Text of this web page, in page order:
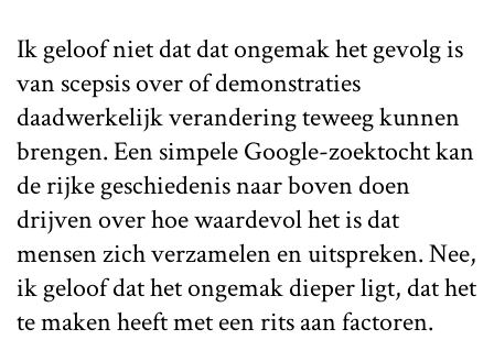
Ik geloof niet dat dat ongemak het gevolg is
van scepsis over of demonstraties
daadwerkelijk verandering teweeg kunnen
brengen. Een simpele Google-zoektocht kan
de rijke geschiedenis naar boven doen
drijven over hoe waardevol het is dat
mensen zich verzamelen en uitspreken. Nee,
ik geloof dat het ongemak dieper ligt, dat het
te maken heeft met een rits aan factoren.